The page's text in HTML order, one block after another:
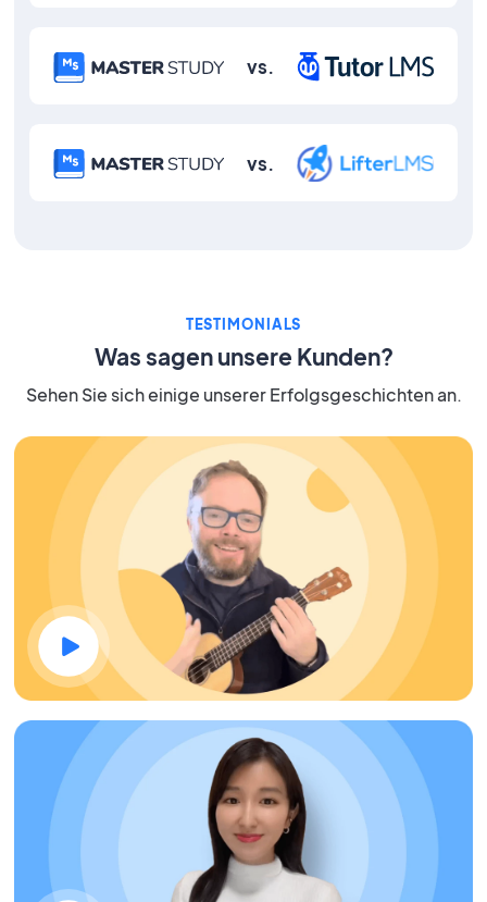
vs.
vs.
TESTIMONIALS
Was sagen unsere Kunden?
Sehen Sie sich einige unserer Erfolgsgeschichten an.